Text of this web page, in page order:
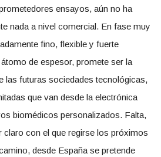
ensayos, aún no ha
nada a nivel comercial. En fase muy
fino, flexible y fuerte
de espesor, promete ser la
las futuras sociedades tecnológicas,
que van desde la electrónica
biomédicos personalizados. Falta,
claro con el que regirse los próximos
desde España se pretende